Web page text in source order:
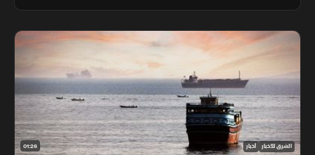
01:26 الشرق للأخبار أخبار